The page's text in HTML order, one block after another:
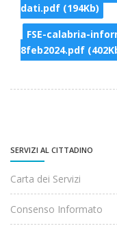
dati.pdf (194Kb)
FSE-calabria-
8feb2024.pdf
SERVIZI AL CITTADINO
Carta dei Servizi
Consenso Informato